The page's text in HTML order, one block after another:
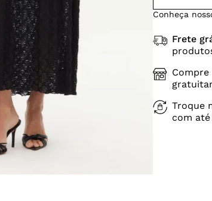
Conheça
Frete
Troque
com